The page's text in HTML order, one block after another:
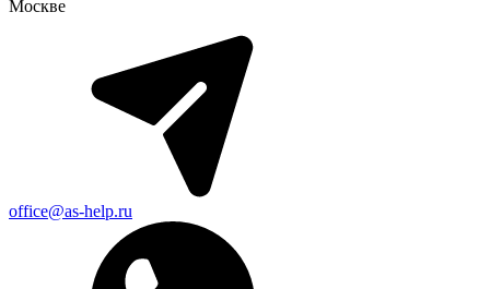
Москве
office@as-help.ru